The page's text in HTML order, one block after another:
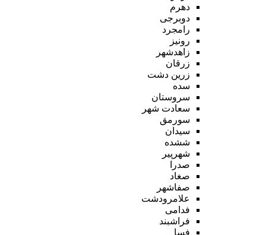
دهرم
دوبرجی
رامجرد
رونیز
زاهدشهر
زرقان
زرین دشت
سده
سروستان
سعادت شهر
سورمق
سیدان
ششده
شهرپیر
صدرا
صغاد
صفاشهر
علامرودشت
فدامی
فراشبند
فسا